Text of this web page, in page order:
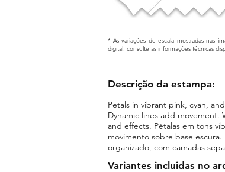
* As variações de escala mostradas nas
digital, consulte as informações técnicas
Descrição da estampa:
Petals in vibrant pink, cyan,
Dynamic lines add
and effects. Pétalas em tons
movimento sobre base
organizado, com camadas
Variantes incluidas no